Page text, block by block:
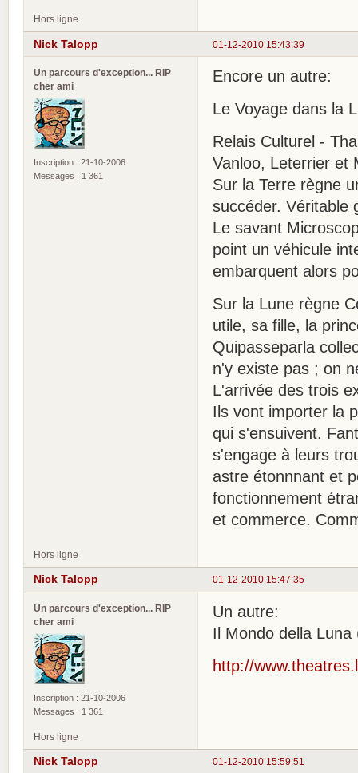
Hors ligne
01-12-2010 15:43:39
Nick Talopp
Un parcours d'exception... RIP
cher ami
Inscription : 21-10-2006
Messages : 1 361
Encore un autre:
Le Voyage dans la
Relais Culturel -
Vanloo, Leterrier et
Sur la Terre règne
succéder. Véritable
Le savant
point un véhicule
embarquent alors
Sur la Lune règne
utile, sa fille, la
Quipasseparla
n'y existe pas ; on
L'arrivée des trois
Ils vont importer la
qui s'ensuivent.
s'engage à leurs
astre étonnnant et
fonctionnement
et commerce.
Hors ligne
01-12-2010 15:47:35
Nick Talopp
Un parcours d'exception... RIP
cher ami
Inscription : 21-10-2006
Messages : 1 361
Un autre:
Il Mondo della
http://
Hors ligne
01-12-2010 15:59:51
Nick Talopp